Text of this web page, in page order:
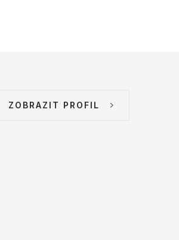
ZOBRAZIT PROFIL